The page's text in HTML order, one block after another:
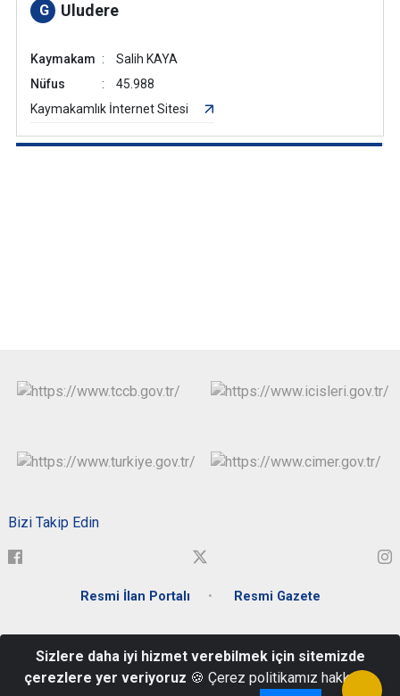
G Uludere
Kaymakam
Salih KAYA
Nüfus
45.988
Kaymakamlık İnternet Sitesi
Bizi Takip Edin
Resmi İlan Portalı Resmi Gazete
Merkez / ŞIRNAK
0486 280 20 23
Sizlere daha iyi hizmet verebilmek için sitemizde
çerezlere yer veriyoruz 🍪 Çerez politikamız hakkında